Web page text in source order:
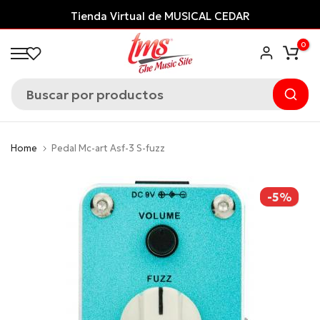
al
contenido
¡Financia con ADDI
0
Home Pedal Mc-art Asf-3 S-fuzz
-5%